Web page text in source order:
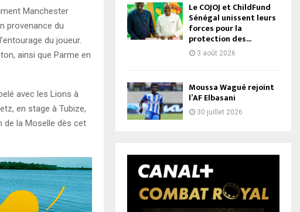
Manchester
provenance du
du joueur.
ainsi que Parme en
avec les Lions à
en stage à Tubize,
de la Moselle dès cet
Le COJOJ et ChildFund
Sénégal unissent leurs
forces pour la
protection des...
3 août 2026
Moussa Wagué rejoint
l’AF Elbasani
30 juillet 2026